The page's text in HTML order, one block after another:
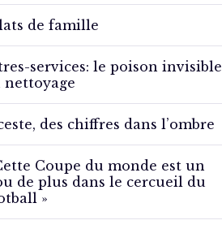
de famille
services: le poison invisible
nettoyage
des chiffres dans l’ombre
Coupe du monde est un
de plus dans le cercueil du
»